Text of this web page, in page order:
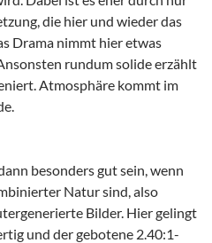
die hier und wieder das
Drama nimmt hier etwas
rundum solide erzählt
Atmosphäre kommt im
besonders gut sein, wenn
Natur sind, also
Bilder. Hier gelingt
und der gebotene 2.40:1-